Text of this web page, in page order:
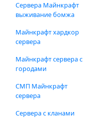
Сервера Майнкрафт
выживание бомжа
Майнкрафт хардкор
сервера
Майнкрафт сервера с
городами
СМП Майнкрафт
сервера
Сервера с кланами